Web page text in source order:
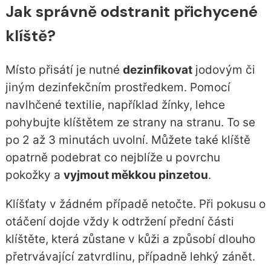
Jak správně odstranit přichycené
klíště?
Místo přisátí je nutné dezinfikovatjodovým či
jiným dezinfekčním prostředkem. Pomocí
navlhčené textilie, například žínky, lehce
pohybujte klíštětem ze strany na stranu. To se
po 2 až 3 minutách uvolní. Můžete také klíště
opatrně podebrat co nejblíže u povrchu
pokožky a vyjmout měkkou pinzetou.
Klíšťaty v žádném případě netočte. Při pokusu o
otáčení dojde vždy k odtržení přední části
klíštěte, která zůstane v kůži a způsobí dlouho
přetrvávající zatvrdlinu, případně lehký zánět.